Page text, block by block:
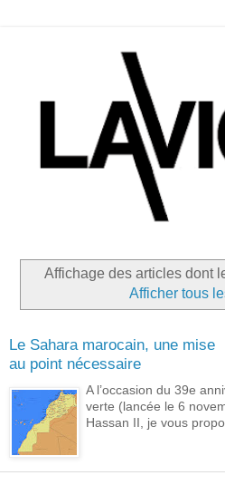
Affichage des articles dont
Afficher tous
Le Sahara marocain, une mise
au point nécessaire
A l’occasion du 39e
verte (lancée le 6
Hassan II, je vous